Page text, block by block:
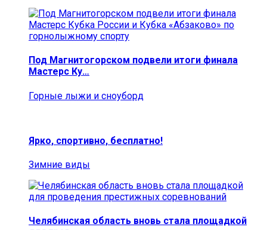
Под Магнитогорском подвели итоги финала
Мастерс Ку…
Горные лыжи и сноуборд
Ярко, спортивно, бесплатно!
Зимние виды
Челябинская область вновь стала площадкой